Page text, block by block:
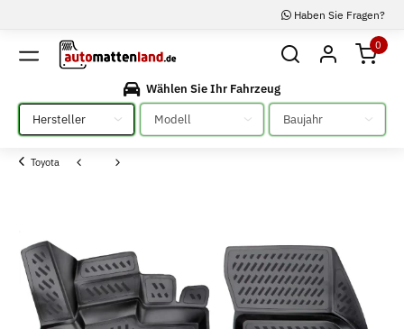
Haben Sie Fragen?
0
Wählen Sie Ihr Fahrzeug
Bitte auswählen
Bitte auswählen Bitte auswählen
Toyota